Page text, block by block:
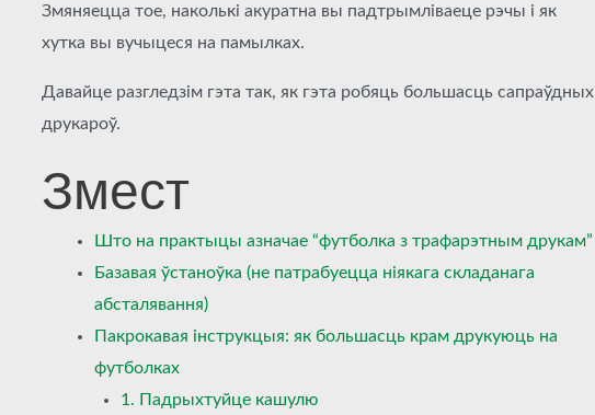
Змяняецца тое, наколькі акуратна вы падтрымліваеце рэчы і як
хутка вы вучыцеся на памылках.
Давайце разгледзім гэта так, як гэта робяць большасць сапраўдных
друкароў.
Змест
Што на практыцы азначае “футболка з трафарэтным друкам”
Базавая ўстаноўка (не патрабуецца ніякага складанага
абсталявання)
Пакрокавая інструкцыя: як большасць крам друкуюць на
футболках
1. Падрыхтуйце кашулю